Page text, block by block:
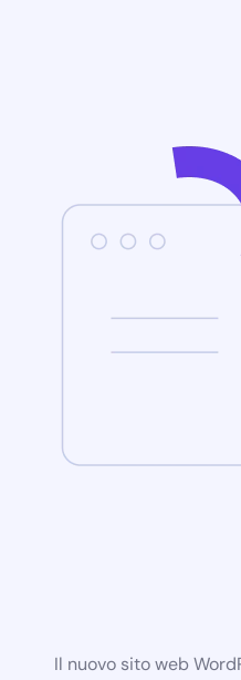
Il nuovo sito web